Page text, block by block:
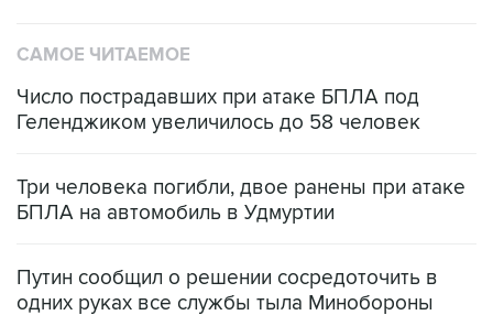
САМОЕ ЧИТАЕМОЕ
Число пострадавших при атаке БПЛА под
Геленджиком увеличилось до 58 человек
Три человека погибли, двое ранены при атаке
БПЛА на автомобиль в Удмуртии
Путин сообщил о решении сосредоточить в
одних руках все службы тыла Минобороны